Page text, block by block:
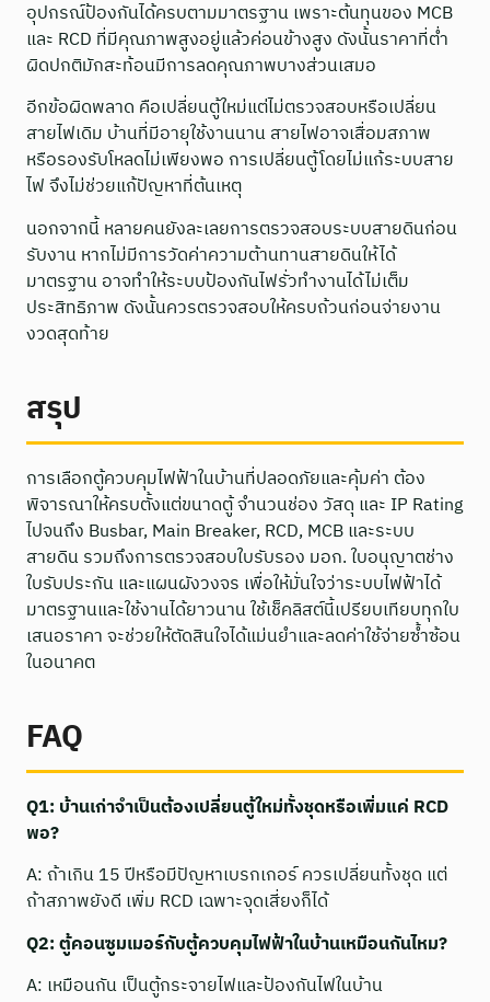
อุปกรณ์ป้องกันได้ครบตามมาตรฐาน เพราะต้นทุนของ MCB
และ RCD ที่มีคุณภาพสูงอยู่แล้วค่อนข้างสูง ดังนั้นราคาที่ต่ำ
ผิดปกติมักสะท้อนมีการลดคุณภาพบางส่วนเสมอ
อีกข้อผิดพลาด คือเปลี่ยนตู้ใหม่แต่ไม่ตรวจสอบหรือเปลี่ยน
สายไฟเดิม บ้านที่มีอายุใช้งานนาน สายไฟอาจเสื่อมสภาพ
หรือรองรับโหลดไม่เพียงพอ การเปลี่ยนตู้โดยไม่แก้ระบบสาย
ไฟ จึงไม่ช่วยแก้ปัญหาที่ต้นเหตุ
นอกจากนี้ หลายคนยังละเลยการตรวจสอบระบบสายดินก่อน
รับงาน หากไม่มีการวัดค่าความต้านทานสายดินให้ได้
มาตรฐาน อาจทำให้ระบบป้องกันไฟรั่วทำงานได้ไม่เต็ม
ประสิทธิภาพ ดังนั้นควรตรวจสอบให้ครบถ้วนก่อนจ่ายงาน
งวดสุดท้าย
สรุป
การเลือกตู้ควบคุมไฟฟ้าในบ้านที่ปลอดภัยและคุ้มค่า ต้อง
พิจารณาให้ครบตั้งแต่ขนาดตู้ จำนวนช่อง วัสดุ และ IP Rating
ไปจนถึง Busbar, Main Breaker, RCD, MCB และระบบ
สายดิน รวมถึงการตรวจสอบใบรับรอง มอก. ใบอนุญาตช่าง
ใบรับประกัน และแผนผังวงจร เพื่อให้มั่นใจว่าระบบไฟฟ้าได้
มาตรฐานและใช้งานได้ยาวนาน ใช้เช็คลิสต์นี้เปรียบเทียบทุกใบ
เสนอราคา จะช่วยให้ตัดสินใจได้แม่นยำและลดค่าใช้จ่ายซ้ำซ้อน
ในอนาคต
FAQ
Q1: บ้านเก่าจำเป็นต้องเปลี่ยนตู้ใหม่ทั้งชุดหรือเพิ่มแค่ RCD
พอ?
A: ถ้าเกิน 15 ปีหรือมีปัญหาเบรกเกอร์ ควรเปลี่ยนทั้งชุด แต่
ถ้าสภาพยังดี เพิ่ม RCD เฉพาะจุดเสี่ยงก็ได้
Q2: ตู้คอนซูมเมอร์กับตู้ควบคุมไฟฟ้าในบ้านเหมือนกันไหม?
A: เหมือนกัน เป็นตู้กระจายไฟและป้องกันไฟในบ้าน